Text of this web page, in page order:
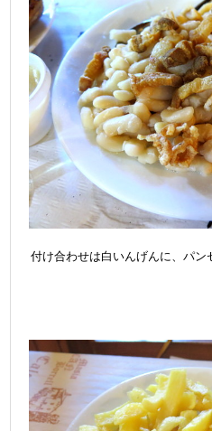
付け合わせは白いんげんに、パン